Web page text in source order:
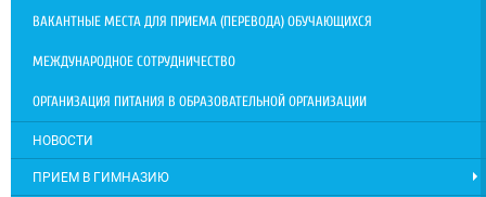
ВАКАНТНЫЕ МЕСТА ДЛЯ ПРИЕМА (ПЕРЕВОДА) ОБУЧАЮЩИХСЯ
МЕЖДУНАРОДНОЕ СОТРУДНИЧЕСТВО
ОРГАНИЗАЦИЯ ПИТАНИЯ В ОБРАЗОВАТЕЛЬНОЙ ОРГАНИЗАЦИИ
НОВОСТИ
ПРИЕМ В ГИМНАЗИЮ